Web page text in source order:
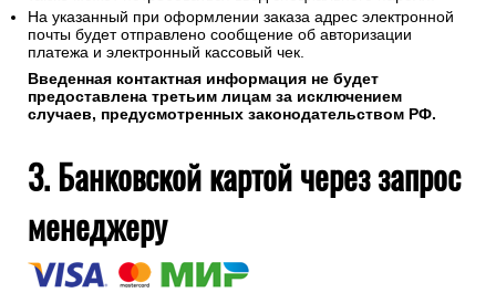
На указанный при оформлении заказа адрес электронной
почты будет отправлено сообщение об авторизации
платежа и электронный кассовый чек.
Введенная контактная информация не будет
предоставлена третьим лицам за исключением
случаев, предусмотренных законодательством РФ.
3. Банковской картой через запрос
менеджеру